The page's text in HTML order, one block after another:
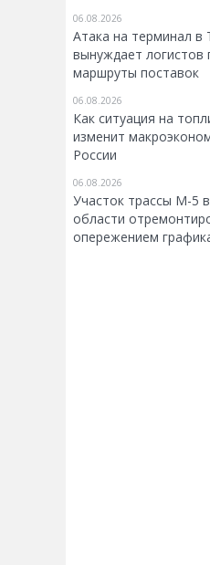
06.08.2026
Атака на терминал в
вынуждает логистов
маршруты поставок
06.08.2026
Как ситуация на
изменит
России
06.08.2026
Участок трассы М-5
области
опережением